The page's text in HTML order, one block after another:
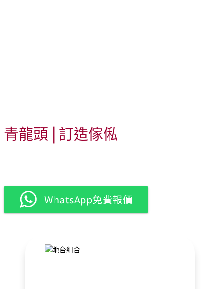
青龍頭 | 訂造傢俬
WhatsApp免費報價